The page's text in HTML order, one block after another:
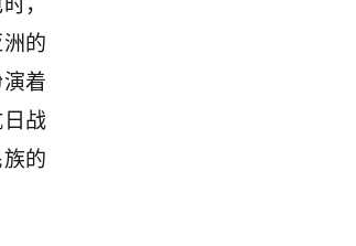
的
着
战
的